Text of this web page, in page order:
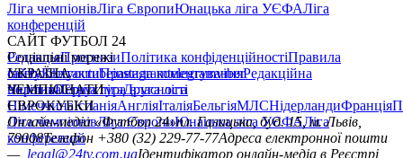
Ліга чемпіонівЛіга ЄвропиЮнацька ліга УЄФАЛіга
конференцій
САЙТ ФУТБОЛ 24
РедакціяПрогнозиПолітика конфіденційностіПравила
сайтуКонтактиПравила коментуванняРедакційна
політикаСтруктура власності
Соціальні мережі
facebookxyoutubeinstagramtelegramviber
УКРАЇНА
УкраїнаПерша лігаДруга ліга
ЧЕМПІОНАТИ
НімеччинаІспаніяАнгліяІталіяБельгіяМЛСНідерландиФранція
ЄВРОКУБКИ
Ліга чемпіонівЛіга ЄвропиЮнацька ліга УЄФАЛіга
конференцій
Онлайн-медіа «Футбол 24»пл. Галицька, буд. 15, м. Львів,
79008Телефон +380 (32) 229-77-77Адреса електронної пошти
— legal@24tv.com.uaІдентифікатор онлайн-медіа в Реєстрі